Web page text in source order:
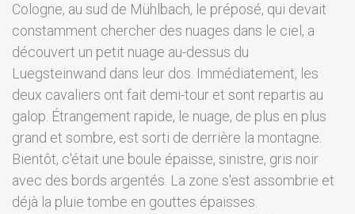
Cologne, au sud de Mühlbach, le préposé, qui devait
constamment chercher des nuages dans le ciel, a
découvert un petit nuage au-dessus du
Luegsteinwand dans leur dos. Immédiatement, les
deux cavaliers ont fait demi-tour et sont repartis au
galop. Étrangement rapide, le nuage, de plus en plus
grand et sombre, est sorti de derrière la montagne.
Bientôt, c'était une boule épaisse, sinistre, gris noir
avec des bords argentés. La zone s'est assombrie et
déjà la pluie tombe en gouttes épaisses.